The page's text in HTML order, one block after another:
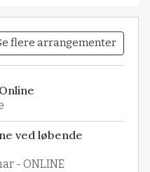
flere arrangementer
ved løbende
- ONLINE